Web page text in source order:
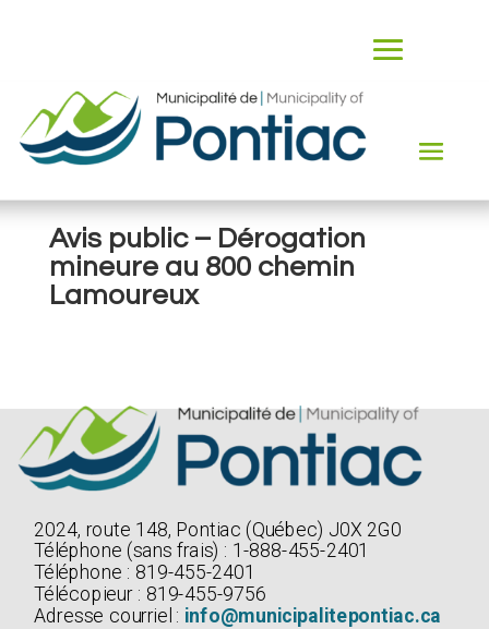
Avis public – Dérogation
mineure au 800 chemin
Lamoureux
2024, route 148, Pontiac (Québec) J0X 2G0
Téléphone (sans frais) : 1-888-455-2401
Téléphone : 819-455-2401
Télécopieur : 819-455-9756
Adresse courriel : info@municipalitepontiac.ca